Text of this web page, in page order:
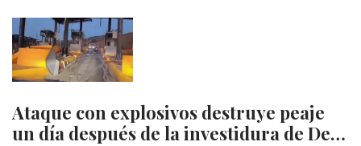
Ataque con explosivos destruye peaje
un día después de la investidura de De…